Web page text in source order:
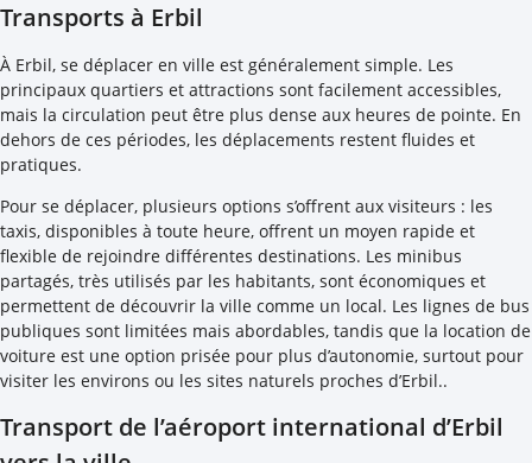
Transports à Erbil
À Erbil, se déplacer en ville est généralement simple. Les
principaux quartiers et attractions sont facilement accessibles,
mais la circulation peut être plus dense aux heures de pointe. En
dehors de ces périodes, les déplacements restent fluides et
pratiques.
Pour se déplacer, plusieurs options s’offrent aux visiteurs : les
taxis, disponibles à toute heure, offrent un moyen rapide et
flexible de rejoindre différentes destinations. Les minibus
partagés, très utilisés par les habitants, sont économiques et
permettent de découvrir la ville comme un local. Les lignes de bus
publiques sont limitées mais abordables, tandis que la location de
voiture est une option prisée pour plus d’autonomie, surtout pour
visiter les environs ou les sites naturels proches d’Erbil..
Transport de l’aéroport international d’Erbil